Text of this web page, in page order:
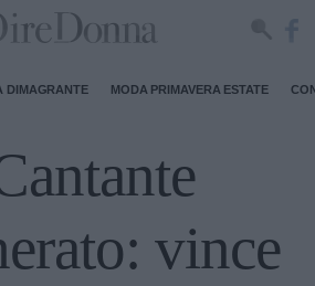
DIMAGRANTE MODA PRIMAVERA ESTATE
vince